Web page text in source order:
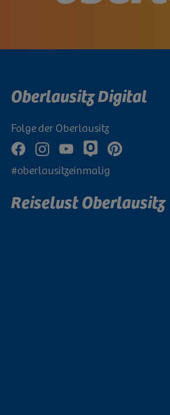
Oberlausitz Digital
Folge der Oberlausitz
#oberlausitzeinmalig
Reiselust Oberlausitz